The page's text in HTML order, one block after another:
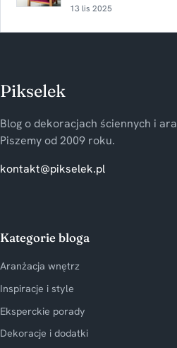
13 lis 2025
Pikselek
Blog o dekoracjach ściennych i
Piszemy od 2009 roku.
kontakt@pikselek.pl
Kategorie bloga
Aranżacja wnętrz
Inspiracje i style
Eksperckie porady
Dekoracje i dodatki